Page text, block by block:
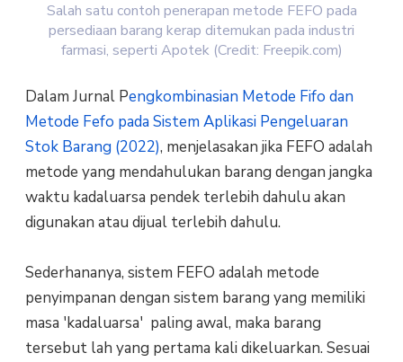
Salah satu contoh penerapan metode FEFO pada
persediaan barang kerap ditemukan pada industri
farmasi, seperti Apotek (Credit: Freepik.com)
Dalam Jurnal Pengkombinasian Metode Fifo dan
Metode Fefo pada Sistem Aplikasi Pengeluaran
Stok Barang (2022), menjelasakan jika FEFO adalah
metode yang mendahulukan barang dengan jangka
waktu kadaluarsa pendek terlebih dahulu akan
digunakan atau dijual terlebih dahulu.
Sederhananya, sistem FEFO adalah metode
penyimpanan dengan sistem barang yang memiliki
masa 'kadaluarsa' paling awal, maka barang
tersebut lah yang pertama kali dikeluarkan. Sesuai